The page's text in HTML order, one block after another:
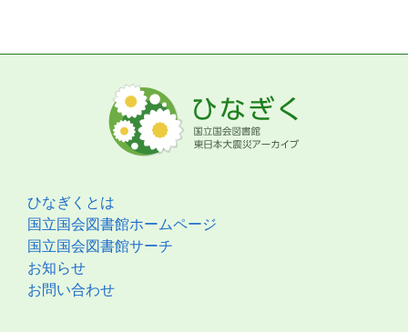
ひなぎくとは
国立国会図書館ホームページ
国立国会図書館サーチ
お知らせ
お問い合わせ